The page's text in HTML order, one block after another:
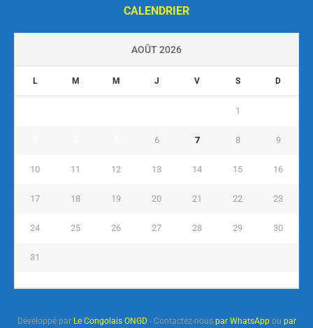
CALENDRIER
AOÛT 2026
L M M J V S D
1
6 7 8 9
10 11 12 13 14 15 16
17 18 19 20 21 22 23
24 25 26 27 28 29 30
31
Développé par Le Congolais ONGD- Contactez-nous par WhatsAppou par